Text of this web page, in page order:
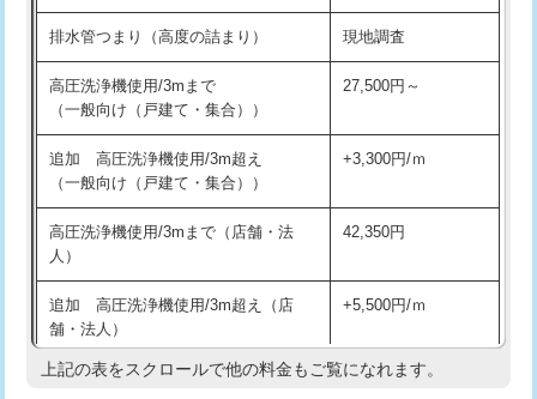
給水管工事※（ホール加工) 16,500円
給水管工事※（バンド止め) 3,300円
給水管工事※（支持金具設置)
給水管工事※（保温材使用（バンド止
め込み）)
5,500円
給水管工事※（土の掘削・埋め戻し作
業)
11,000円
給水管工事※（塩ビ管（VP・HI）使
用/3ｍまで)
33,000円
給水管工事※（塩ビ管（VP・HI）使
+8,800円
排水管つまり（高度の詰まり） 現地調査
高圧洗浄機使用/3mまで
（一般向け（戸建て・集合））
27,500円～
追加 高圧洗浄機使用/3m超え
（一般向け（戸建て・集合））
+3,300円/ｍ
高圧洗浄機使用/3mまで（店舗・法
人）
42,350円
追加 高圧洗浄機使用/3m超え（店
舗・法人）
+5,500円/ｍ
高度高圧洗浄換 現地調査
上記の表をスクロールで他の料金もご覧になれます。